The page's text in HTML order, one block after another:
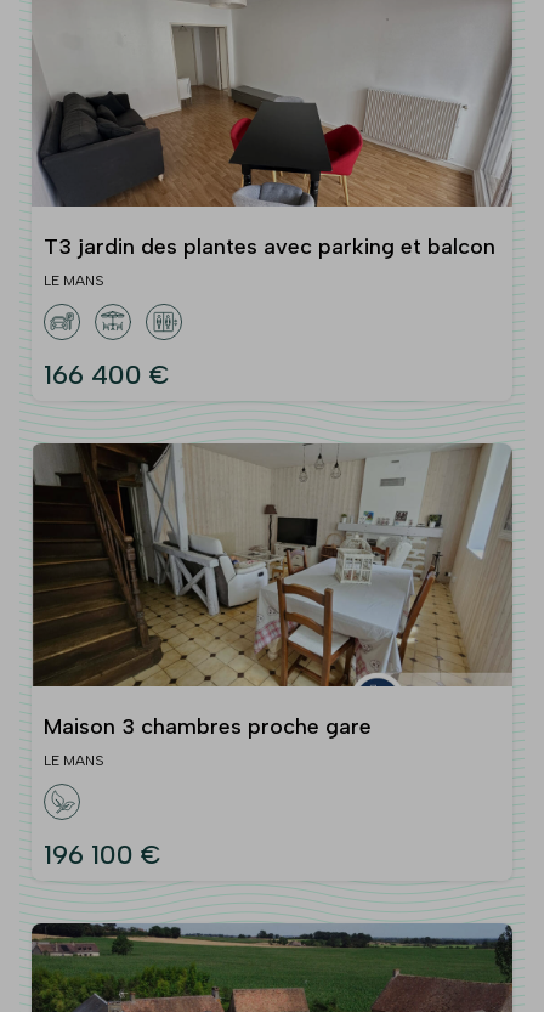
T3 jardin des plantes avec parking et balcon
LE MANS
166 400 €
Maison 3 chambres proche gare
LE MANS
196 100 €